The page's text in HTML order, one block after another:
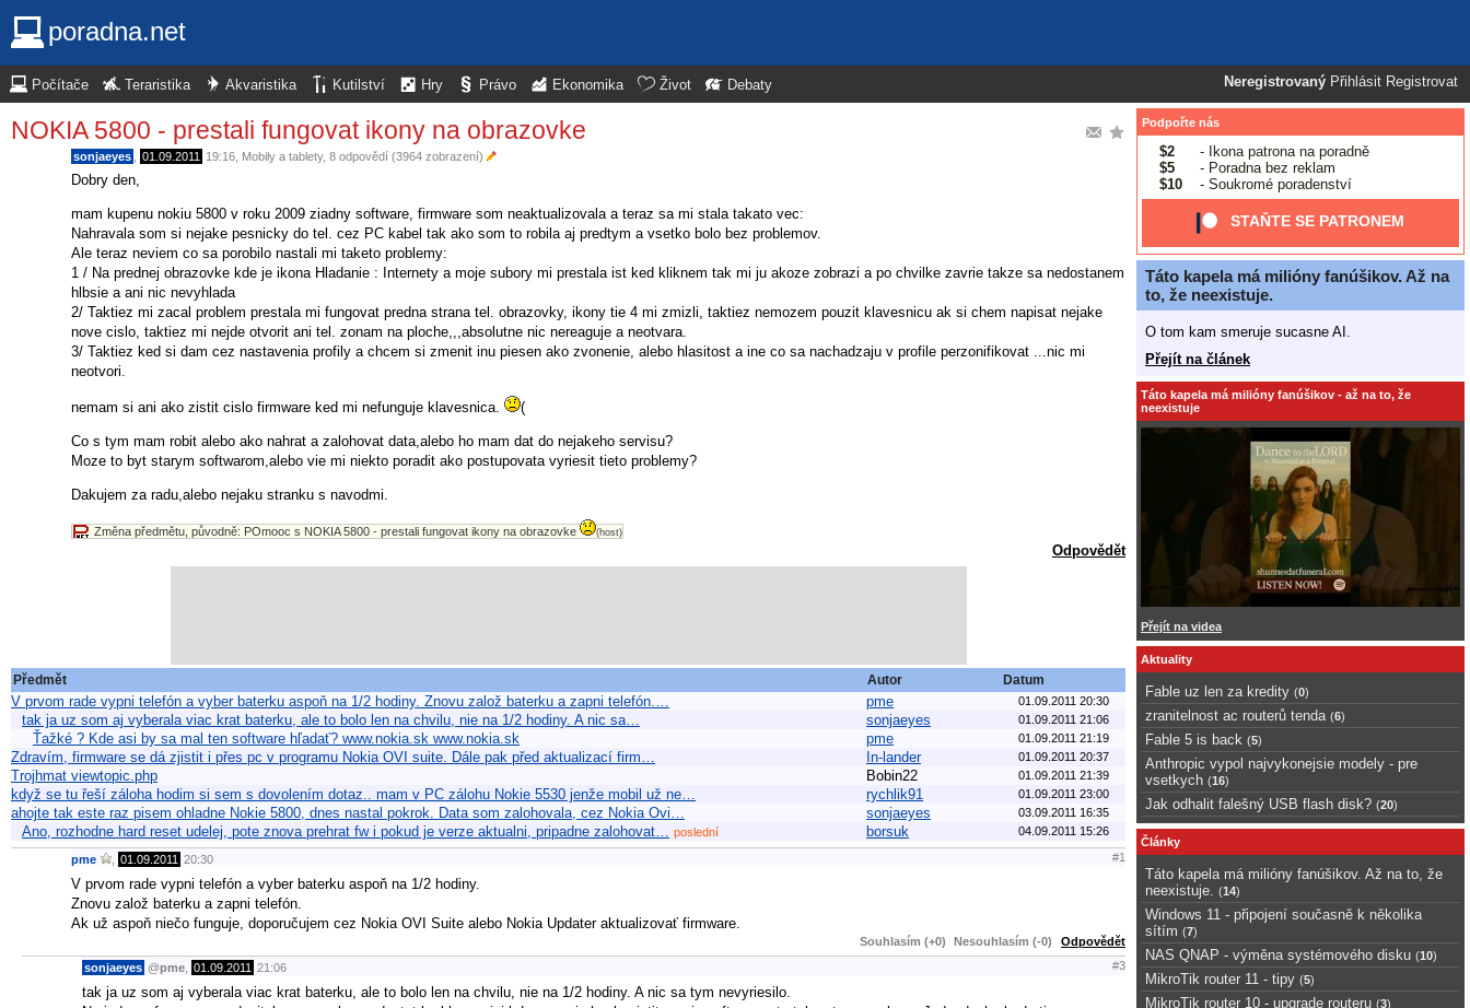
poradna.net
Neregistrovaný Přihlásit Registrovat
Počítače Teraristika Akvaristika Kutilství Hry Právo Ekonomika Život Debaty
NOKIA 5800 - prestali fungovat ikony na obrazovke
sonjaeyes 01.09.2011 19:16 Mobily a tablety, 8 odpovědí (3964 zobrazení)
Dobry den,
mam kupenu nokiu 5800 v roku 2009 ziadny software, firmware som neaktualizovala a teraz sa mi stala takato vec:
Nahravala som si nejake pesnicky do tel. cez PC kabel tak ako som to robila aj predtym a vsetko bolo bez problemov.
Ale teraz neviem co sa porobilo nastali mi taketo problemy:
1 / Na prednej obrazovke kde je ikona Hladanie : Internety a moje subory mi prestala ist ked kliknem tak mi ju akoze zobrazi a po chvilke zavrie takze sa nedostanem
hlbsie a ani nic nevyhlada
2/ Taktiez mi zacal problem prestala mi fungovat predna strana tel. obrazovky, ikony tie 4 mi zmizli, taktiez nemozem pouzit klavesnicu ak si chem napisat nejake
nove cislo, taktiez mi nejde otvorit ani tel. zonam na ploche,,,absolutne nic nereaguje a neotvara.
3/ Taktiez ked si dam cez nastavenia profily a chcem si zmenit inu piesen ako zvonenie, alebo hlasitost a ine co sa nachadzaju v profile perzonifikovat ...nic mi
neotvori.
nemam si ani ako zistit cislo firmware ked mi nefunguje klavesnica. (
Co s tym mam robit alebo ako nahrat a zalohovat data,alebo ho mam dat do nejakeho servisu?
Moze to byt starym softwarom,alebo vie mi niekto poradit ako postupovata vyriesit tieto problemy?
Dakujem za radu,alebo nejaku stranku s navodmi.
Změna předmětu, původně: POmooc s NOKIA 5800 - prestali fungovat ikony na obrazovke (host)
Odpovědět
Předmět Autor Datum
V prvom rade vypni telefón a vyber baterku aspoň na 1/2 hodiny. Znovu založ baterku a zapni telefón.… pme 01.09.2011 20:30
tak ja uz som aj vyberala viac krat baterku, ale to bolo len na chvilu, nie na 1/2 hodiny. A nic sa… sonjaeyes 01.09.2011 21:06
Ťažké ? Kde asi by sa mal ten software hľadať? www.nokia.sk www.nokia.sk pme 01.09.2011 21:19
Zdravím, firmware se dá zjistit i přes pc v programu Nokia OVI suite. Dále pak před aktualizací firm… In-lander 01.09.2011 20:37
Trojhmat viewtopic.php Bobin22 01.09.2011 21:39
když se tu řeší záloha hodim si sem s dovolením dotaz.. mam v PC zálohu Nokie 5530 jenže mobil už ne… rychlik91 01.09.2011 23:00
ahojte tak este raz pisem ohladne Nokie 5800, dnes nastal pokrok. Data som zalohovala, cez Nokia Ovi… sonjaeyes 03.09.2011 16:35
Ano, rozhodne hard reset udelej, pote znova prehrat fw i pokud je verze aktualni, pripadne zalohovat… poslední borsuk 04.09.2011 15:26
pme 01.09.2011 20:30 #1
V prvom rade vypni telefón a vyber baterku aspoň na 1/2 hodiny.
Znovu založ baterku a zapni telefón.
Ak už aspoň niečo funguje, doporučujem cez Nokia OVI Suite alebo Nokia Updater aktualizovať firmware.
Souhlasím (+0) Nesouhlasím (-0) Odpovědět
sonjaeyes @pme 01.09.2011 21:06 #3
tak ja uz som aj vyberala viac krat baterku, ale to bolo len na chvilu, nie na 1/2 hodiny. A nic sa tym nevyriesilo.
Podpořte nás
$2
- Ikona patrona na poradně
$5
- Poradna bez reklam
$10
- Soukromé poradenství
STAŇTE SE PATRONEM
Táto kapela má milióny fanúšikov. Až na
to, že neexistuje.
O tom kam smeruje sucasne AI.
Přejít na článek
Táto kapela má milióny fanúšikov - až na to, že
neexistuje
Přejít na videa
Aktuality
Fable uz len za kredity (0)
zranitelnost ac routerů tenda (6)
Fable 5 is back (5)
Anthropic vypol najvykonejsie modely - pre
vsetkych (16)
Jak odhalit falešný USB flash disk? (20)
Články
Táto kapela má milióny fanúšikov. Až na to, že
neexistuje.
(14)
Windows 11 - připojení současně k několika
sítím (7)
NAS QNAP - výměna systémového disku (10)
MikroTik router 11 - tipy (5)
MikroTik router 10 - upgrade routeru (3)